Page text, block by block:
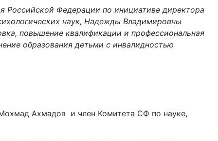
Российской Федерации по инициативе директора
наук, Надежды Владимировны
повышение квалификации и профессиональная
образования детьми с инвалидностью
Ахмадов и член Комитета СФ по науке,